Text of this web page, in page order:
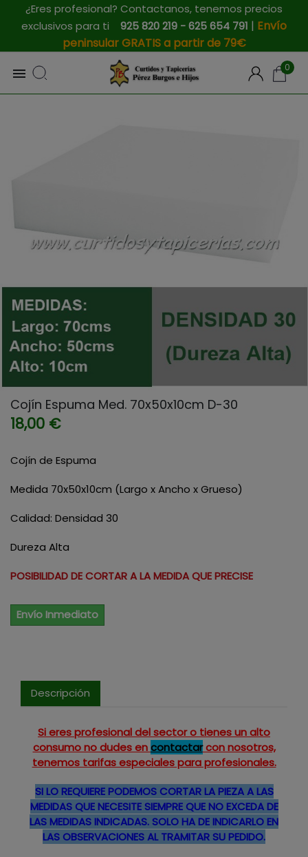
¿Eres profesional? Contactanos, tenemos precios
exclusivos para ti 925 820 219 - 625 654 791 | Envío
peninsular GRATIS a partir de 79€
 0
Cojín Espuma Med. 70x50x10cm D-30
18,00 €
Cojín de Espuma
Medida 70x50x10cm (Largo x Ancho x Grueso)
Calidad: Densidad 30
Dureza Alta
POSIBILIDAD DE CORTAR A LA MEDIDA QUE PRECISE
Envío Inmediato
Descripción
Si eres profesional del sector o tienes un alto
consumo no dudes encontactarcon nosotros,
tenemos tarifas especiales para profesionales.
SI LO REQUIERE PODEMOS CORTAR LA PIEZA A LAS
MEDIDAS QUE NECESITE SIEMPRE QUE NO EXCEDA DE
LAS MEDIDAS INDICADAS. SOLO HA DE INDICARLO EN
LAS OBSERVACIONES AL TRAMITAR SU PEDIDO.